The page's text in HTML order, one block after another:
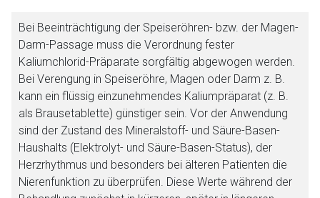
Bei Beeinträchtigung der Speiseröhren- bzw. der Magen-
Darm-Passage muss die Verordnung fester
Kaliumchlorid-Präparate sorgfältig abgewogen werden.
Bei Verengung in Speiseröhre, Magen oder Darm z. B.
kann ein flüssig einzunehmendes Kaliumpräparat (z. B.
als Brausetablette) günstiger sein. Vor der Anwendung
sind der Zustand des Mineralstoff- und Säure-Basen-
Haushalts (Elektrolyt- und Säure-Basen-Status), der
Herzrhythmus und besonders bei älteren Patienten die
Nierenfunktion zu überprüfen. Diese Werte während der
Aufruf einer externen Seite